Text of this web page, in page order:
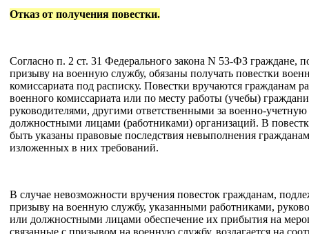
Отказ от получения повестки.
Согласно п. 2 ст. 31 Федерального закона N 53-ФЗ граждане,
призыву на военную службу, обязаны получать повестки
комиссариата под расписку. Повестки вручаются гражданам
военного комиссариата или по месту работы (учебы)
руководителями, другими ответственными за военно-учетную
должностными лицами (работниками) организаций. В
быть указаны правовые последствия невыполнения
изложенных в них требований.
В случае невозможности вручения повесток гражданам,
призыву на военную службу, указанными работниками,
или должностными лицами обеспечение их прибытия на